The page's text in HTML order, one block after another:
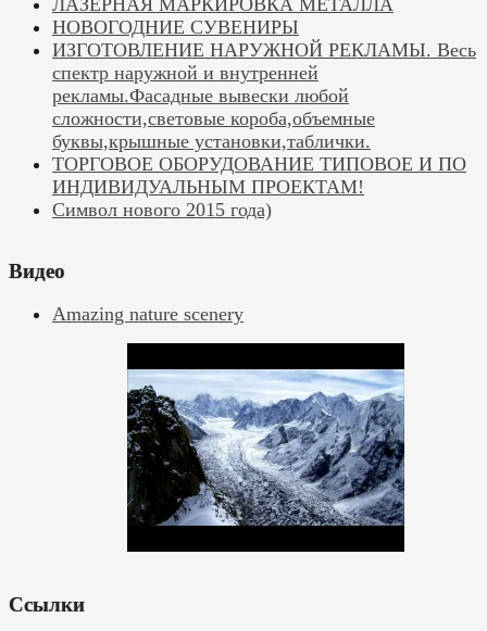
НОВОГОДНИЕ СУВЕНИРЫ
ИЗГОТОВЛЕНИЕ НАРУЖНОЙ РЕКЛАМЫ. Весь
спектр наружной и внутренней
рекламы.Фасадные вывески любой
сложности,световые короба,объемные
буквы,крышные установки,таблички.
ТОРГОВОЕ ОБОРУДОВАНИЕ ТИПОВОЕ И ПО
ИНДИВИДУАЛЬНЫМ ПРОЕКТАМ!
Символ нового 2015 года)
Видео
Amazing nature scenery
Ссылки